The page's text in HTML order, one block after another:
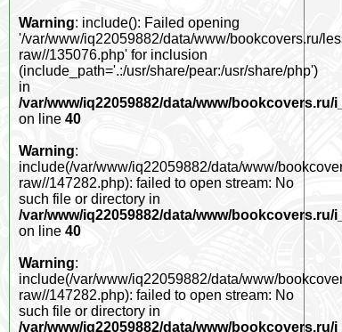
Warning: include(): Failed opening
'/var/www/iq22059882/data/www/bookcovers.ru/
raw//135076.php' for inclusion
(include_path='.:/usr/share/pear:/usr/share/php')
in
/var/www/iq22059882/data/www/bookcovers.ru/
on line 40
Warning:
include(/var/www/iq22059882/data/www/
raw//147282.php): failed to open stream: No
such file or directory in
/var/www/iq22059882/data/www/bookcovers.ru/
on line 40
Warning:
include(/var/www/iq22059882/data/www/
raw//147282.php): failed to open stream: No
such file or directory in
/var/www/iq22059882/data/www/bookcovers.ru/